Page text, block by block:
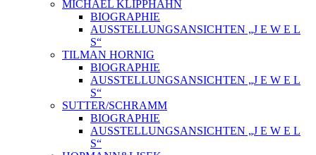
MICHAEL KLIPPHAHN
BIOGRAPHIE
AUSSTELLUNGSANSICHTEN „J E W E L
S“
TILMAN HORNIG
BIOGRAPHIE
AUSSTELLUNGSANSICHTEN „J E W E L
S“
SUTTER/SCHRAMM
BIOGRAPHIE
AUSSTELLUNGSANSICHTEN „J E W E L
S“